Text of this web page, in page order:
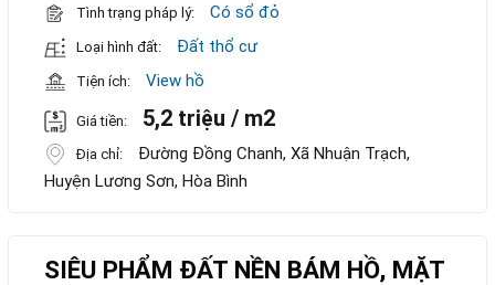
Tình trạng pháp lý: Có sổ đỏ
Loại hình đất: Đất thổ cư
Tiện ích: View hồ
Giá tiền: 5,2 triệu / m2
Địa chỉ:
Đường Đồng Chanh, Xã Nhuận Trạch,
Huyện Lương Sơn, Hòa Bình
SIÊU PHẨM ĐẤT NỀN BÁM HỒ, MẶT